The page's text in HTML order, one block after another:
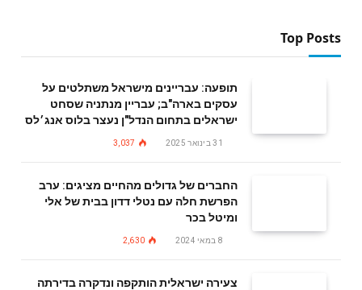
Top Posts
תופעה: עבריינים מישראל משתלטים על
עסקים בארה"ב; עבריין מנתניה שסחט
ישראלים בתחום הנדל"ן נעצר בלוס אנג׳לס
31 בינואר 2025 3,037
החברים של גדולים מהחיים מציגים: ערב
הפרשת חלה עם נטלי דדון בבית של אלי
ומיטל בכר
8 במאי 2024 2,630
צעירה ישראלית הותקפה ונדקרה בדירתה